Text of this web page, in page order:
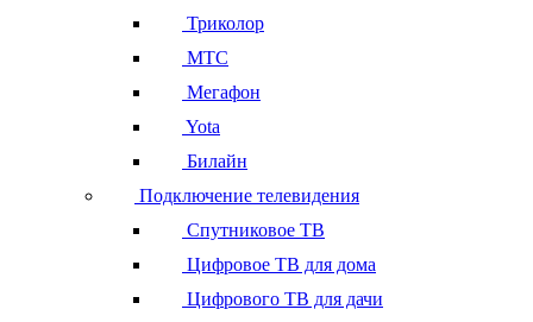
Триколор
МТС
Мегафон
Yota
Билайн
Подключение телевидения
Спутниковое ТВ
Цифровое ТВ для дома
Цифрового ТВ для дачи